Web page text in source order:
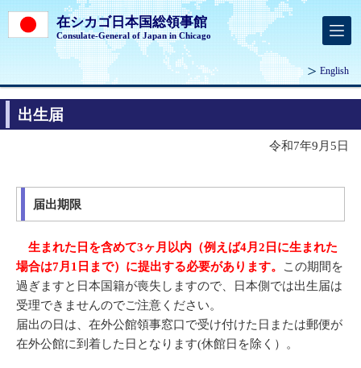
在シカゴ日本国総領事館
Consulate-General of Japan in Chicago
English
出生届
令和7年9月5日
届出期限
生まれた日を含めて3ヶ月以内（例えば4月2日に生まれた
場合は7月1日まで）に提出する必要があります。
この期間を
過ぎますと日本国籍が喪失しますので、日本側では出生届は
受理できませんのでご注意ください。
届出の日は、在外公館領事窓口で受け付けた日または郵便が
在外公館に到着した日となります(休館日を除く）。